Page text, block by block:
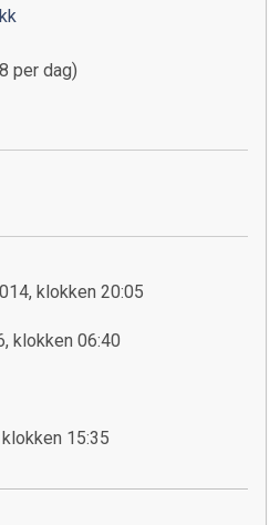
per dag)
klokken 20:05
klokken 06:40
15:35